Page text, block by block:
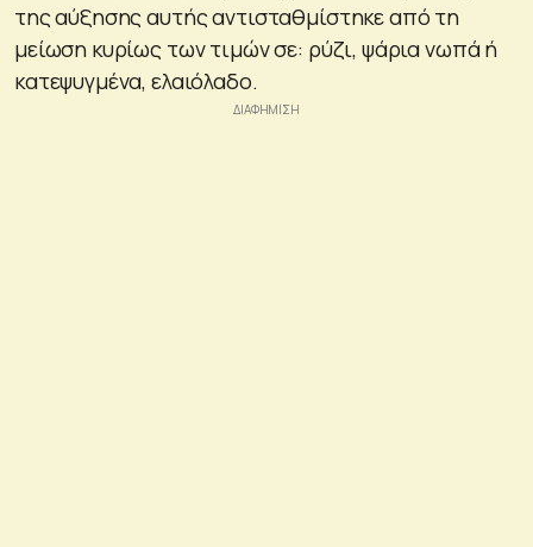
της αύξησης αυτής αντισταθμίστηκε από τη
μείωση κυρίως των τιμών σε: ρύζι, ψάρια νωπά ή
κατεψυγμένα, ελαιόλαδο.